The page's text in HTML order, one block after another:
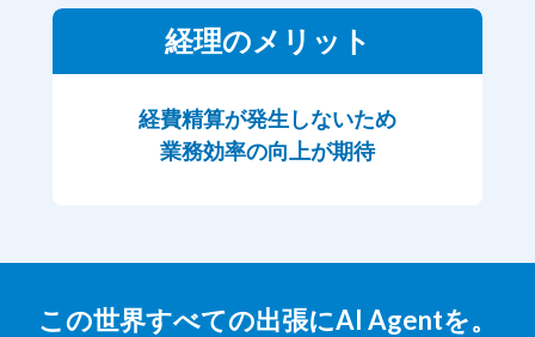
経理のメリット
経費精算が発生しないため
業務効率の向上が期待
この世界すべての出張にAI Agentを。